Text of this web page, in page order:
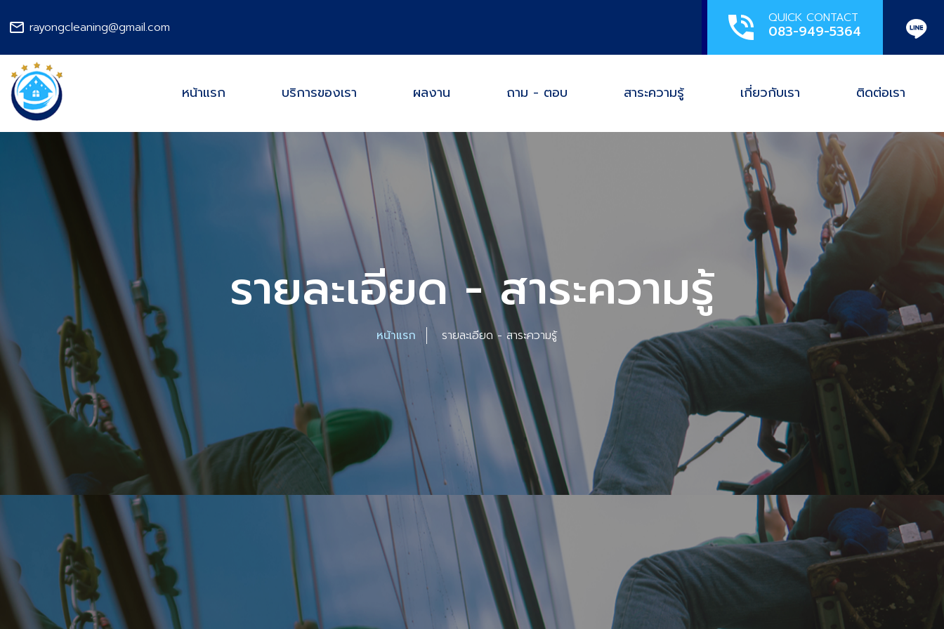
email rayongcleaning@gmail.com phone_in_talk QUICK CONTACT
083-949-5364
หน้าแรก บริการของเรา ผลงาน ถาม - ตอบ สาระความรู้ เกี่ยวกับเรา ติดต่อเรา
รายละเอียด - สาระความรู้
หน้าแรก รายละเอียด - สาระความรู้